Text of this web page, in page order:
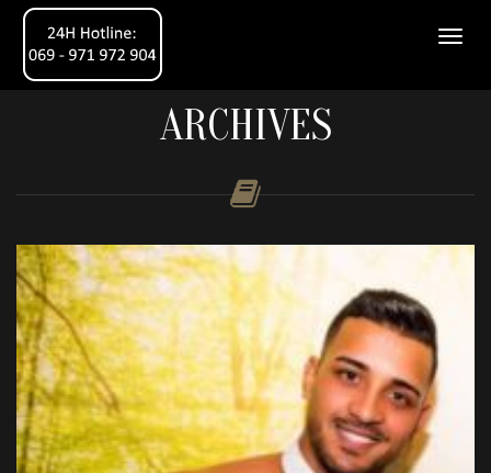
ARCHIVES